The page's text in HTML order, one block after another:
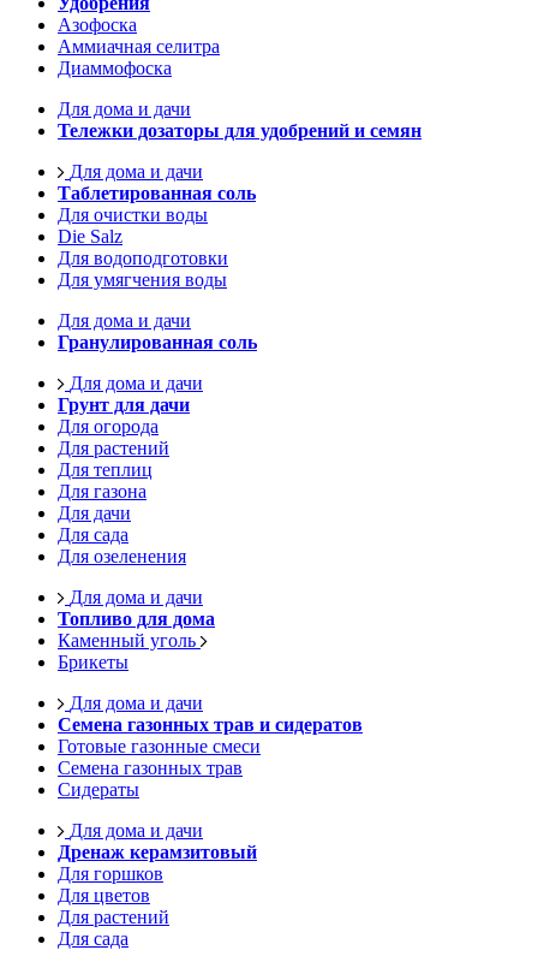
Азофоска
Аммиачная селитра
Диаммофоска
Для дома и дачи
Тележки дозаторы для удобрений и семян
Для дома и дачи
Таблетированная соль
Для очистки воды
Die Salz
Для водоподготовки
Для умягчения воды
Для дома и дачи
Гранулированная соль
Для дома и дачи
Грунт для дачи
Для огорода
Для растений
Для теплиц
Для газона
Для дачи
Для сада
Для озеленения
Для дома и дачи
Топливо для дома
Каменный уголь
Брикеты
Для дома и дачи
Семена газонных трав и сидератов
Готовые газонные смеси
Семена газонных трав
Сидераты
Для дома и дачи
Дренаж керамзитовый
Для горшков
Для цветов
Для растений
Для сада